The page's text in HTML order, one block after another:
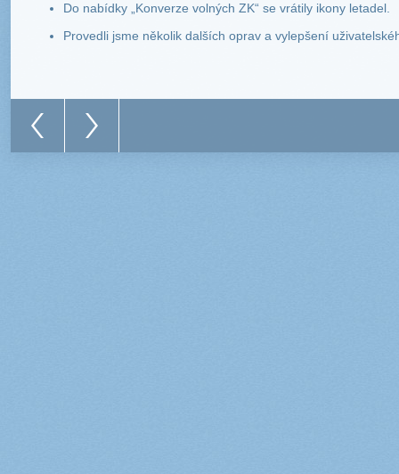
Do nabídky „Konverze volných ZK“ se vrátily ikony letadel.
Provedli jsme několik dalších oprav a vylepšení